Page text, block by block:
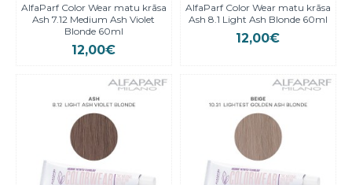
AlfaParf Color Wear matu krāsa
Ash 7.12 Medium Ash Violet
Blonde 60ml
12,00€
AlfaParf Color Wear matu krāsa
Ash 8.1 Light Ash Blonde 60ml
12,00€